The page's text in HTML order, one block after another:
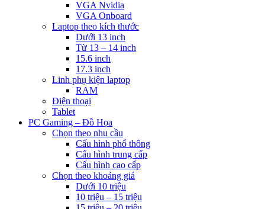
VGA Nvidia
VGA Onboard
Laptop theo kích thước
Dưới 13 inch
Từ 13 – 14 inch
15.6 inch
17.3 inch
Linh phụ kiện laptop
RAM
Điện thoại
Tablet
PC Gaming – Đồ Họa
Chọn theo nhu cầu
Cấu hình phổ thông
Cấu hình trung cấp
Cấu hình cao cấp
Chọn theo khoảng giá
Dưới 10 triệu
10 triệu – 15 triệu